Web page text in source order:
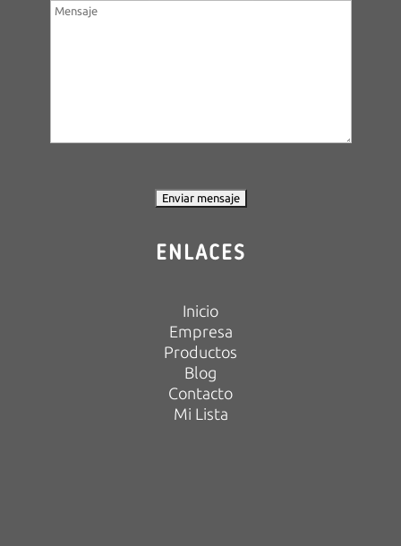
ENLACES
Inicio
Empresa
Productos
Blog
Contacto
Mi Lista